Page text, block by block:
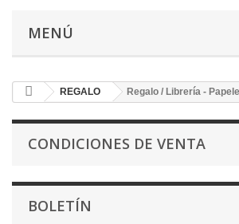
MENÚ
REGALO Regalo / Librería -
CONDICIONES DE VENTA
BOLETÍN